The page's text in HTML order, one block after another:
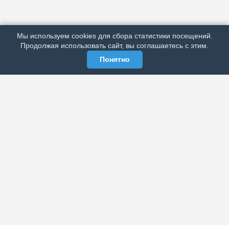
РЕКЛАМА У НАС
МЫ В СОЦСЕТЯХ
Мы используем cookies для сбора статистики посещений.
Продолжая использовать сайт, вы соглашаетесь с этим.
Понятно